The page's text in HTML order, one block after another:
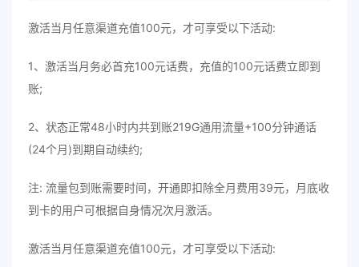
激活当月任意渠道充值100元，才可享受以下活动:
1、激活当月务必首充100元话费，充值的100元话费立即到
账;
2、状态正常48小时内共到账219G通用流量+100分钟通话
(24个月)到期自动续约;
注: 流量包到账需要时间，开通即扣除全月费用39元，月底收
到卡的用户可根据自身情况次月激活。
激活当月任意渠道充值100元，才可享受以下活动: